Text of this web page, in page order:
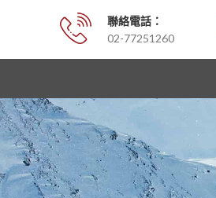
聯絡電話：
02-77251260